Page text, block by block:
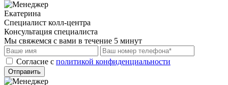
Екатерина
Специалист колл-центра
Консультация специалиста
Мы свяжемся с вами в течение 5 минут
Cогласие с политикой конфиденциальности
Отправить